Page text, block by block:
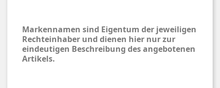
Markennamen sind Eigentum der jeweiligen
Rechteinhaber und dienen hier nur zur
eindeutigen Beschreibung des angebotenen
Artikels.